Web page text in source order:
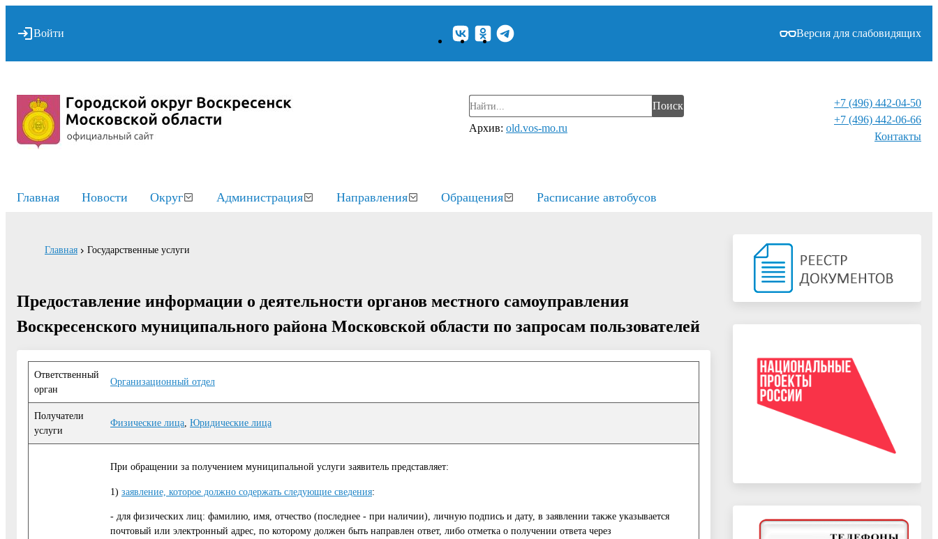
Войти Версия для слабовидящих
Поиск
Архив: old.vos-mo.ru
+7 (496) 442-04-50
+7 (496) 442-06-66
Контакты⁠
Главная Новости Округ Администрация Направления Обращения Расписание автобусов
Главная Государственные услуги
Предоставление информации о деятельности органов местного самоуправления
Воскресенского муниципального района Московской области по запросам пользователей
Ответственный
орган
Организационный отдел
Получатели
услуги
Физические лица Юридические лица
При обращении за получением муниципальной услуги заявитель представляет:
1) заявление, которое должно содержать следующие сведения:
- для физических лиц: фамилию, имя, отчество (последнее - при наличии), личную подпись и дату, в заявлении также указывается
почтовый или электронный адрес, по которому должен быть направлен ответ, либо отметка о получении ответа через